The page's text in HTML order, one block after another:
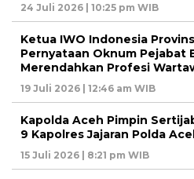
24 Juli 2026 | 10:25 pm WIB
Ketua IWO Indonesia
Pernyataan Oknum Pejabat
Merendahkan Profesi
19 Juli 2026 | 12:46 am WIB
Kapolda Aceh Pimpin
9 Kapolres Jajaran Polda
15 Juli 2026 | 8:21 pm WIB